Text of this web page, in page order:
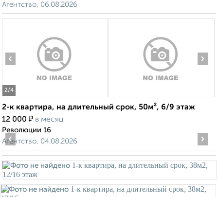
Агентство, 06.08.2026
2/4
‹ ›
2-к квартира, на длительный срок, 50м², 6/9 этаж
12 000 ₽ в месяц
Революции 16
Агентство, 04.08.2026
‹ ›